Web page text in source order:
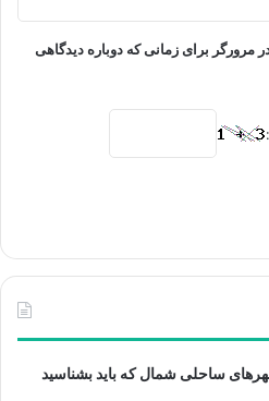
مرورگر برای زمانی که دوباره دیدگاهی
ساحلی شمال که باید بشناسید